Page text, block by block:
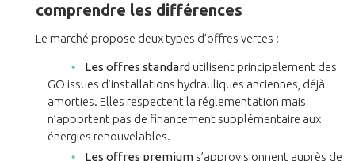
comprendre les différences
Le marché propose deux types d’offres vertes :
Les offres standard utilisent principalement des
GO issues d’installations hydrauliques anciennes, déjà
amorties. Elles respectent la réglementation mais
n’apportent pas de financement supplémentaire aux
énergies renouvelables.
Les offres premiums’approvisionnent auprès de